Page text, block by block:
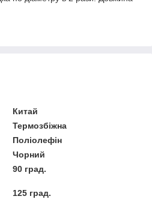
Китай
Термозбіжна
Поліолефін
Чорний
90 град.
125 град.